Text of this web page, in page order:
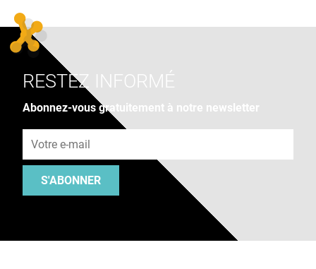
RESTEZ INFORMÉ
Abonnez-vous gratuitement à notre newsletter
S'ABONNER